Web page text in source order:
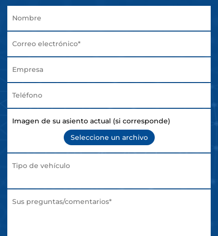
Imagen de su asiento actual (si corresponde)
Seleccione un archivo